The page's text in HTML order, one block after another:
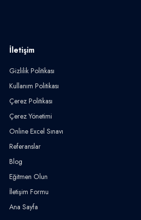
İletişim
Gizlilik Politikası
Kullanım Politikası
Çerez Politikası
Çerez Yönetimi
Online Excel Sınavı
Referanslar
Blog
Eğitmen Olun
İletişim Formu
Ana Sayfa